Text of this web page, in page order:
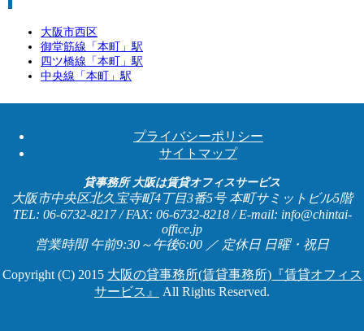
大阪市西区
御堂筋線「 本町
」駅
四ツ橋線「 本町
」駅
中央線「 本町 」駅
プライバシーポリシー
サイトマップ
貸事務所 大阪は賃貸オフィスサービス
大阪市中央区北久宝寺町4丁目3番5号 本町サミットビル5階
TEL: 06-6732-8217 / FAX: 06-6732-8218 / E-mail: info@chintai-
office.jp
営業時間 午前9:30～午後6:00 ／ 定休日 日曜・祝日
Copyright (C) 2015 大阪の貸事務所(賃貸事務所)『賃貸オフィス
サービス』
All Rights Reserved.